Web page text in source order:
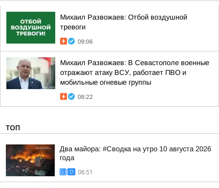
Михаил Развожаев: Отбой воздушной
тревоги
09:06
Михаил Развожаев: В Севастополе военные
отражают атаку ВСУ, работает ПВО и
мобильные огневые группы
08:22
ТОП
Два майора: #Сводка на утро 10 августа 2026
года
06:51